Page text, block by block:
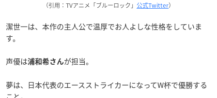
（引用：TVアニメ「ブルーロック」 公式Twitter）
潔世一は、本作の主人公で温厚でお人よしな性格をしていま
す。
声優は浦和希さんが担当。
夢は、日本代表のエースストライカーになってW杯で優勝する